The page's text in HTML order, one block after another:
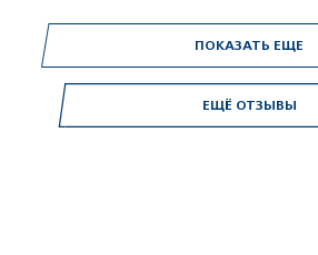
ЕЩЁ ОТЗЫВЫ
ПОКАЗАТЬ ЕЩЕ